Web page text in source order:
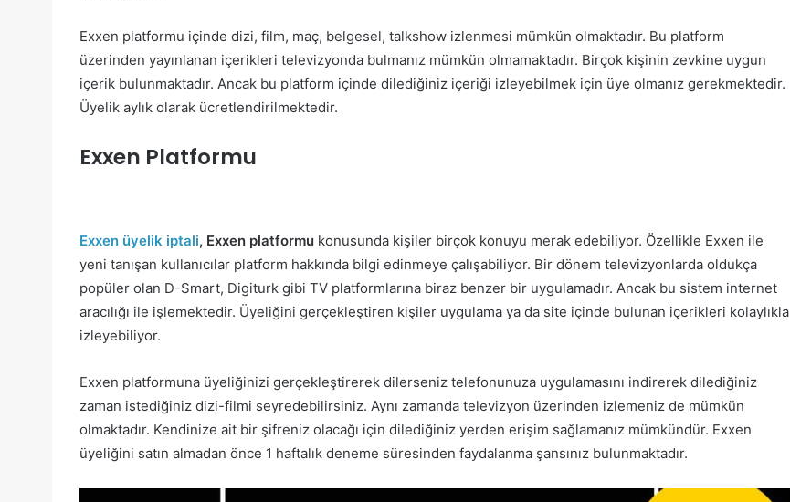
Exxen platformu içinde dizi, film, maç, belgesel, talkshow izlenmesi mümkün olmaktadır. Bu platform
üzerinden yayınlanan içerikleri televizyonda bulmanız mümkün olmamaktadır. Birçok kişinin zevkine uygun
içerik bulunmaktadır. Ancak bu platform içinde dilediğiniz içeriği izleyebilmek için üye olmanız gerekmektedir.
Üyelik aylık olarak ücretlendirilmektedir.
Exxen Platformu
Exxen üyelik iptali, Exxen platformu konusunda kişiler birçok konuyu merak edebiliyor. Özellikle Exxen ile
yeni tanışan kullanıcılar platform hakkında bilgi edinmeye çalışabiliyor. Bir dönem televizyonlarda oldukça
popüler olan D-Smart, Digiturk gibi TV platformlarına biraz benzer bir uygulamadır. Ancak bu sistem internet
aracılığı ile işlemektedir. Üyeliğini gerçekleştiren kişiler uygulama ya da site içinde bulunan içerikleri kolaylıkla
izleyebiliyor.
Exxen platformuna üyeliğinizi gerçekleştirerek dilerseniz telefonunuza uygulamasını indirerek dilediğiniz
zaman istediğiniz dizi-filmi seyredebilirsiniz. Aynı zamanda televizyon üzerinden izlemeniz de mümkün
olmaktadır. Kendinize ait bir şifreniz olacağı için dilediğiniz yerden erişim sağlamanız mümkündür. Exxen
üyeliğini satın almadan önce 1 haftalık deneme süresinden faydalanma şansınız bulunmaktadır.